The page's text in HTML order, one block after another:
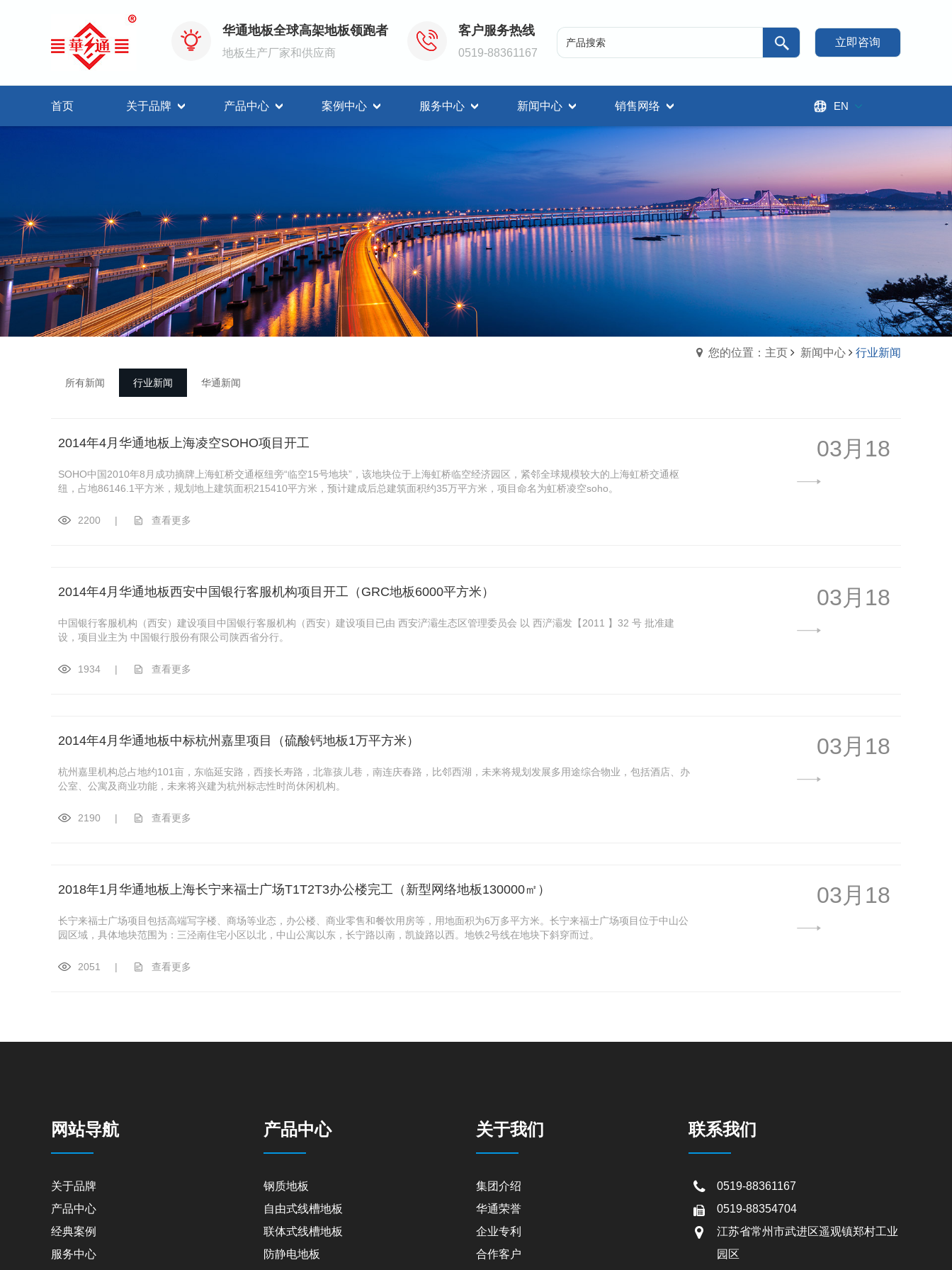
华通地板全球高架地板领跑者
地板生产厂家和供应商
客户服务热线
0519-88361167
立即咨询
首页 关于品牌 产品中心 案例中心 服务中心 新闻中心 销售网络 EN
您的位置：主页 新闻中心 行业新闻
所有新闻 行业新闻 华通新闻
2014年4月华通地板上海凌空SOHO项目开工
SOHO中国2010年8月成功摘牌上海虹桥交通枢纽旁“临空15号地块”，该地块位于上海虹桥临空经济园区，紧邻全球规模较大的上海虹桥交通枢
纽，占地86146.1平方米，规划地上建筑面积215410平方米，预计建成后总建筑面积约35万平方米，项目命名为虹桥凌空soho。
03月18
2200 | 查看更多
2014年4月华通地板西安中国银行客服机构项目开工（GRC地板6000平方米）
中国银行客服机构（西安）建设项目中国银行客服机构（西安）建设项目已由 西安浐灞生态区管理委员会 以 西浐灞发【2011 】32 号 批准建
设，项目业主为 中国银行股份有限公司陕西省分行。
03月18
1934 | 查看更多
2014年4月华通地板中标杭州嘉里项目（硫酸钙地板1万平方米）
杭州嘉里机构总占地约101亩，东临延安路，西接长寿路，北靠孩儿巷，南连庆春路，比邻西湖，未来将规划发展多用途综合物业，包括酒店、办
公室、公寓及商业功能，未来将兴建为杭州标志性时尚休闲机构。
03月18
2190 | 查看更多
2018年1月华通地板上海长宁来福士广场T1T2T3办公楼完工（新型网络地板130000㎡）
长宁来福士广场项目包括高端写字楼、商场等业态，办公楼、商业零售和餐饮用房等，用地面积为6万多平方米。长宁来福士广场项目位于中山公
园区域，具体地块范围为：三泾南住宅小区以北，中山公寓以东，长宁路以南，凯旋路以西。地铁2号线在地块下斜穿而过。
03月18
2051 | 查看更多
网站导航
关于品牌
产品中心
经典案例
服务中心
产品中心
钢质地板
自由式线槽地板
联体式线槽地板
防静电地板
关于我们
集团介绍
华通荣誉
企业专利
合作客户
联系我们
0519-88361167
0519-88354704
江苏省常州市武进区遥观镇郑村工业
园区